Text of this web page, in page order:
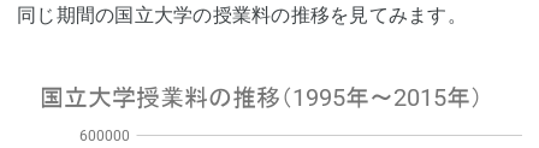
同じ期間の国立大学の授業料の推移を見てみます。